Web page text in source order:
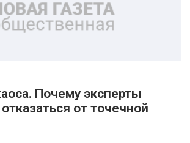
Почему эксперты
от точечной